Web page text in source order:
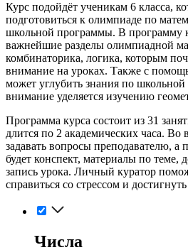
Курс подойдёт ученикам 6 класса,
подготовиться к олимпиаде по
школьной программы. В программу
важнейшие разделы олимпиадной
комбинаторика, логика, которым
внимание на уроках. Также с
может углубить знания по
внимание уделяется изучению
Программа курса состоит из 31
длится по 2 академических часа. Во
задавать вопросы преподавателю, а
будет конспект, материалы по теме,
запись урока. Личный куратор
справиться со стрессом и
Числа